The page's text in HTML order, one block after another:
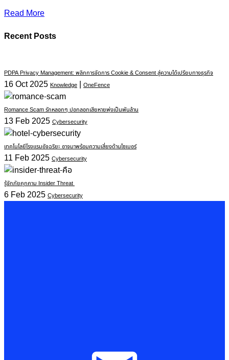
Read More
Recent Posts
PDPA Privacy Management: พลิกการจัดการ Cookie & Consent สู่ความได้เปรียบทางธุรกิจ
16 Oct 2025 Knowledge | OneFence
Romance Scam รักหลอกๆ ปอกลอกเสียหายพุ่งเป็นพันล้าน
13 Feb 2025 Cybersecurity
เทคโนโลยีโรงแรมอัจฉริยะ อาจมาพร้อมความเสี่ยงด้านไซเบอร์
11 Feb 2025 Cybersecurity
รู้จักภัยคุกคาม Insider Threat
6 Feb 2025 Cybersecurity